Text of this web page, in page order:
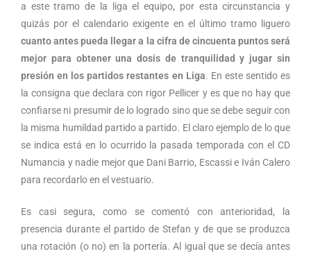
a este tramo de la liga el equipo, por esta circunstancia y
quizás por el calendario exigente en el último tramo liguero
cuanto antes pueda llegar a la cifra de cincuenta puntos será
mejor para obtener una dosis de tranquilidad y jugar sin
presión en los partidos restantes en Liga. En este sentido es
la consigna que declara con rigor Pellicer y es que no hay que
confiarse ni presumir de lo logrado sino que se debe seguir con
la misma humildad partido a partido. El claro ejemplo de lo que
se indica está en lo ocurrido la pasada temporada con el CD
Numancia y nadie mejor que Dani Barrio, Escassi e Iván Calero
para recordarlo en el vestuario.
Es casi segura, como se comentó con anterioridad, la
presencia durante el partido de Stefan y de que se produzca
una rotación (o no) en la portería. Al igual que se decía antes